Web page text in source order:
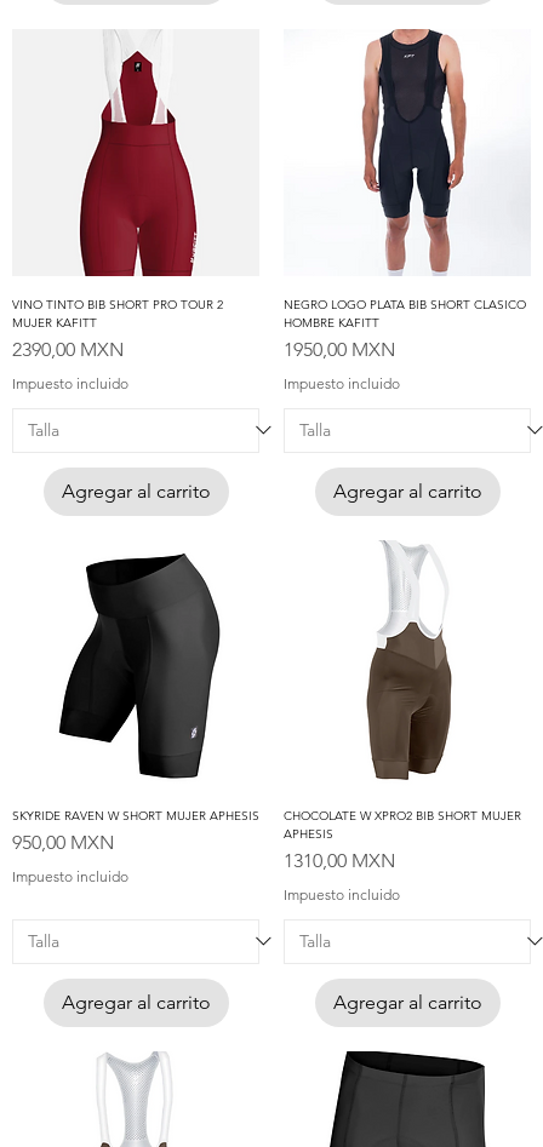
VINO TINTO BIB SHORT PRO TOUR 2
MUJER KAFITT
Precio
2390,00 MXN
Impuesto incluido
Agregar al carrito
NEGRO LOGO PLATA BIB SHORT CLASICO
HOMBRE KAFITT
Precio
1950,00 MXN
Impuesto incluido
Agregar al carrito
SKYRIDE RAVEN W SHORT MUJER APHESIS
Precio
950,00 MXN
Impuesto incluido
Agregar al carrito
CHOCOLATE W XPRO2 BIB SHORT MUJER
APHESIS
Precio
1310,00 MXN
Impuesto incluido
Agregar al carrito